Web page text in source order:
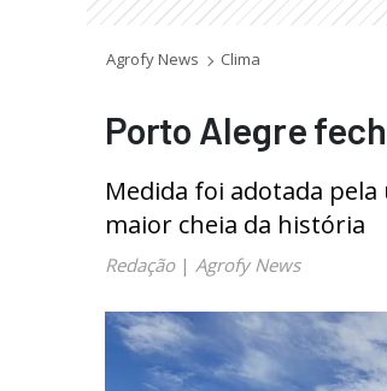
Agrofy News Clima
Porto Alegre
Medida foi adotada
maior cheia da história
Redação| Agrofy News